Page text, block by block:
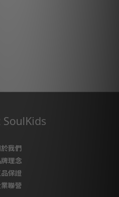
我們
理念
保證
聯營